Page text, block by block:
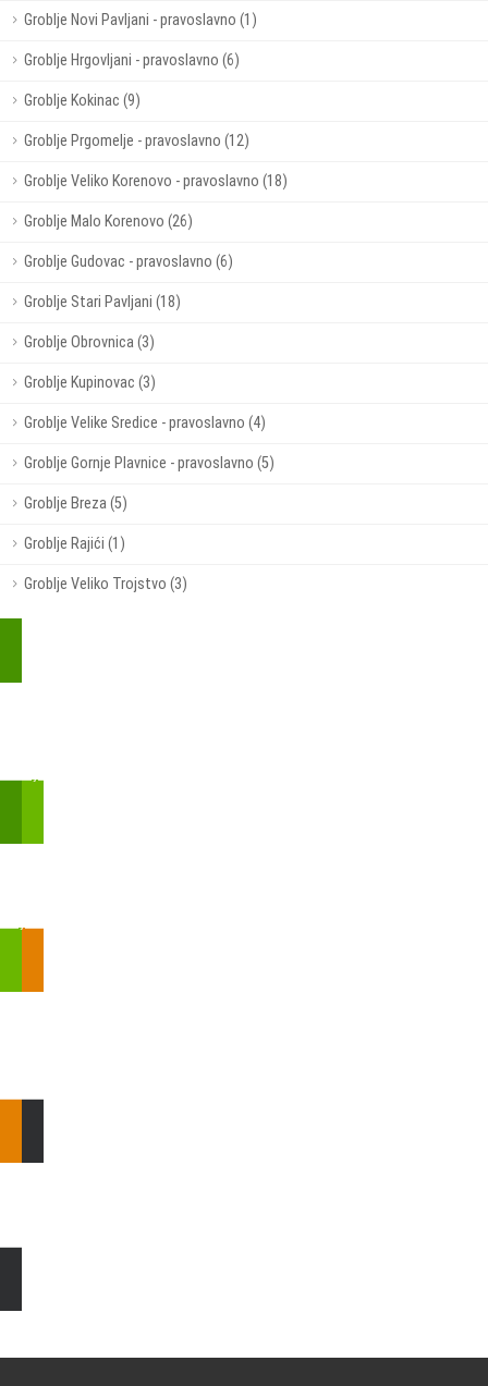
Groblje Novi Pavljani - pravoslavno (1)
Groblje Hrgovljani - pravoslavno (6)
Groblje Kokinac (9)
Groblje Prgomelje - pravoslavno (12)
Groblje Veliko Korenovo - pravoslavno (18)
Groblje Malo Korenovo (26)
Groblje Gudovac - pravoslavno (6)
Groblje Stari Pavljani (18)
Groblje Obrovnica (3)
Groblje Kupinovac (3)
Groblje Velike Sredice - pravoslavno (4)
Groblje Gornje Plavnice - pravoslavno (5)
Groblje Breza (5)
Groblje Rajići (1)
Groblje Veliko Trojstvo (3)